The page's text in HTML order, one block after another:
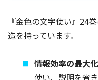
『金色の文字使い』24
造を持っています。
情報効率の最大化